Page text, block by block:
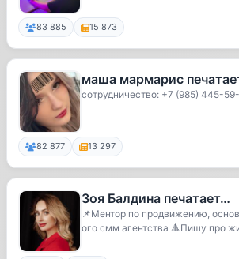
83 885 15 873
маша мармарис
сотрудничество: +7 (985) 445-
82 877 13 297
Зоя Балдина печатает…
📌Ментор по продвижению,
ого смм агентства 🔺Пишу про